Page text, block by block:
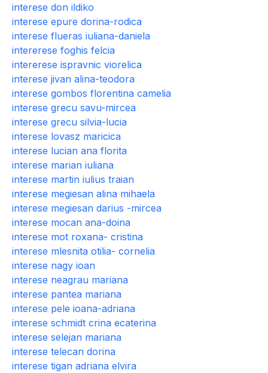
interese don ildiko
interese epure dorina-rodica
interese flueras iuliana-daniela
intererese foghis felcia
intererese ispravnic viorelica
interese jivan alina-teodora
interese gombos florentina camelia
interese grecu savu-mircea
interese grecu silvia-lucia
interese lovasz maricica
interese lucian ana florita
interese marian iuliana
interese martin iulius traian
interese megiesan alina mihaela
interese megiesan darius -mircea
interese mocan ana-doina
interese mot roxana- cristina
interese mlesnita otilia- cornelia
interese nagy ioan
interese neagrau mariana
interese pantea mariana
interese pele ioana-adriana
interese schmidt crina ecaterina
interese selejan mariana
interese telecan dorina
interese tigan adriana elvira